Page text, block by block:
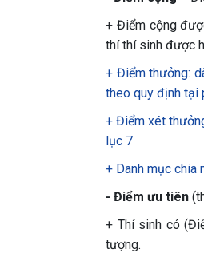
+ Điểm cộng
thí thí sinh được
+ Điểm thưởng:
theo quy định tại
+ Điểm xét
lục 7
+ Danh mục chia
- Điểm ưu tiên
+ Thí sinh có
tượng.